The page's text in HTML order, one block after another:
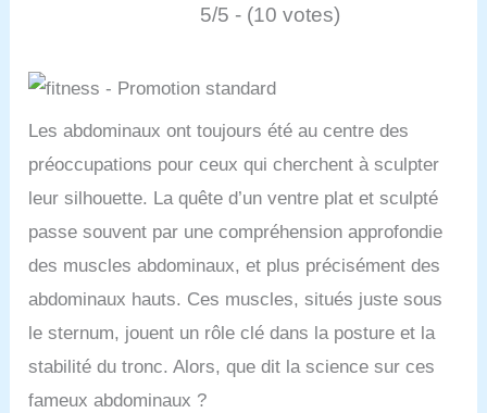
5/5 - (10 votes)
Les abdominaux ont toujours été au centre des
préoccupations pour ceux qui cherchent à sculpter
leur silhouette. La quête d’un ventre plat et sculpté
passe souvent par une compréhension approfondie
des muscles abdominaux, et plus précisément des
abdominaux hauts. Ces muscles, situés juste sous
le sternum, jouent un rôle clé dans la posture et la
stabilité du tronc. Alors, que dit la science sur ces
fameux abdominaux ?